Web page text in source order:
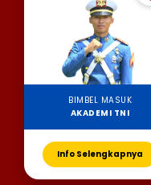
BIMBEL MASUK
AKADEMI TNI
Info Selengkapnya